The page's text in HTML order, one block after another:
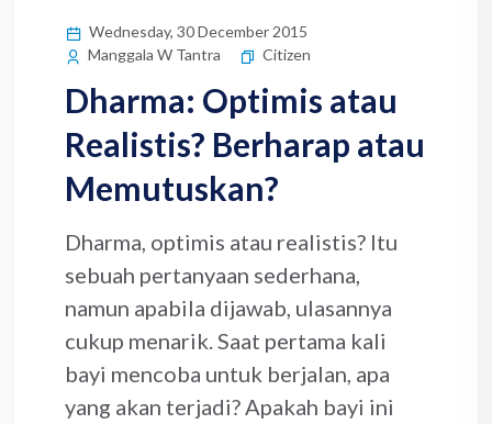
Wednesday, 30 December 2015
Manggala W Tantra
Citizen
Dharma: Optimis atau
Realistis? Berharap atau
Memutuskan?
Dharma, optimis atau realistis? Itu
sebuah pertanyaan sederhana,
namun apabila dijawab, ulasannya
cukup menarik. Saat pertama kali
bayi mencoba untuk berjalan, apa
yang akan terjadi? Apakah bayi ini